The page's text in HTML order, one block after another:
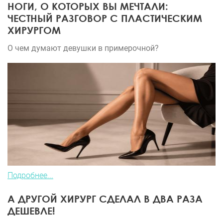
НОГИ, О КОТОРЫХ ВЫ МЕЧТАЛИ:
ЧЕСТНЫЙ РАЗГОВОР С ПЛАСТИЧЕСКИМ
ХИРУРГОМ
О чем думают девушки в примерочной?
Подробнее...
А ДРУГОЙ ХИРУРГ СДЕЛАЛ В ДВА РАЗА
ДЕШЕВЛЕ!